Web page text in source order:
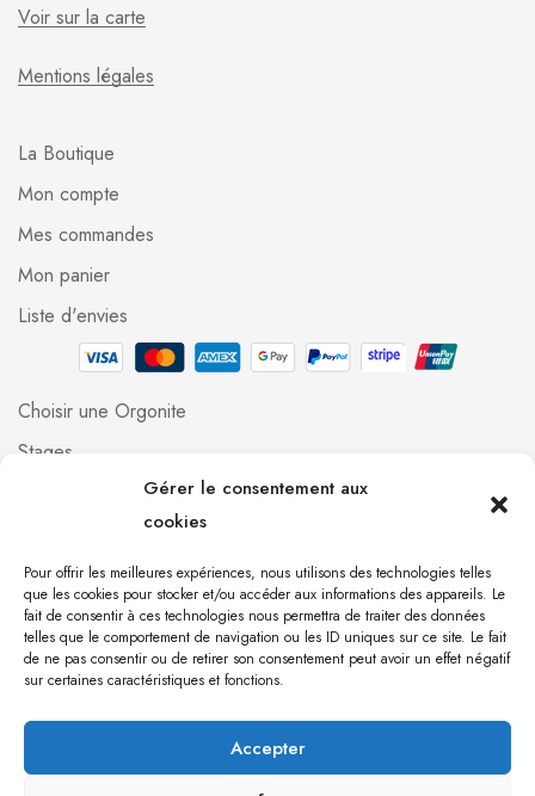
Gérer le consentement aux
cookies
Pour offrir les meilleures expériences, nous utilisons des technologies telles
que les cookies pour stocker et/ou accéder aux informations des appareils. Le
fait de consentir à ces technologies nous permettra de traiter des données
telles que le comportement de navigation ou les ID uniques sur ce site. Le fait
de ne pas consentir ou de retirer son consentement peut avoir un effet négatif
sur certaines caractéristiques et fonctions.
Accepter
Voir sur la carte
Mentions légales
La Boutique
Mon compte
Mes commandes
Mon panier
Liste d'envies
Choisir une Orgonite
Stages
Foire aux questions
Qui suis-je ?
Contact
[mailpoet_form id="1"]
Orgonite 971 © 2023 Création du site parBabel